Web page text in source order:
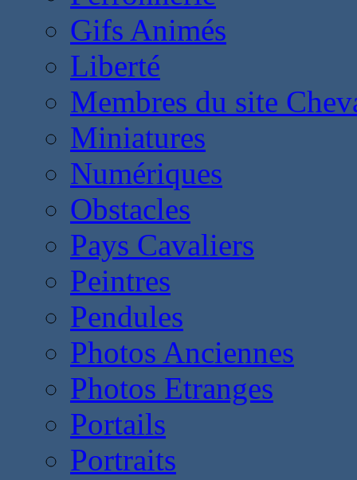
Gifs Animés
Liberté
Membres du site
Miniatures
Numériques
Obstacles
Pays Cavaliers
Peintres
Pendules
Photos Anciennes
Photos Etranges
Portails
Portraits